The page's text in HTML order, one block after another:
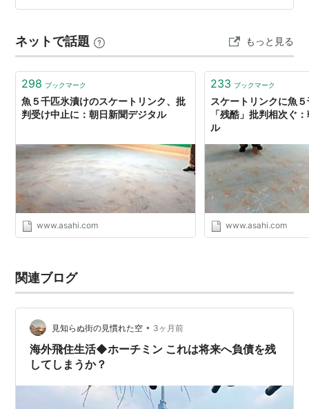
でいたじーじには、旭川農高には思い出がたくさんあ
川農高のグランドにスケートリンクが作られ…
ネットで話題 もっと見る
298 ブックマーク
魚５千匹氷漬けのスケートリンク、批
判受け中止に：朝日新聞デジタル
www.asahi.com
233 ブックマーク
スケートリンクに魚
「残酷」批判相次ぐ
ル
www.asahi.com
関連ブログ
見知らぬ街の見慣れた空 • 3ヶ月前
海外飛住生活◆ホーチミン これは将来へ負債を残
してしまうか？